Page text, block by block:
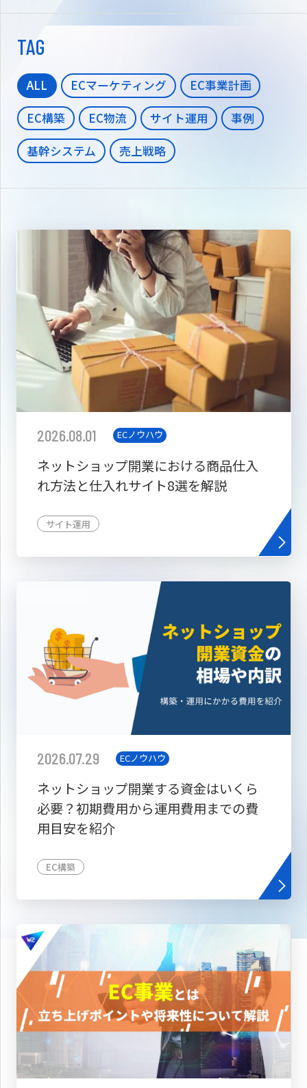
TAG
ALL ECマーケティング
EC事業計画
EC構築
EC物流 サイト運用
事例
基幹システム
売上戦略
2026.08.01 ECノウハウ
ネットショップ開業における商品仕入
れ方法と仕入れサイト8選を解説
サイト運用
2026.07.29 ECノウハウ
ネットショップ開業する資金はいくら
必要？初期費用から運用費用までの費
用目安を紹介
EC構築